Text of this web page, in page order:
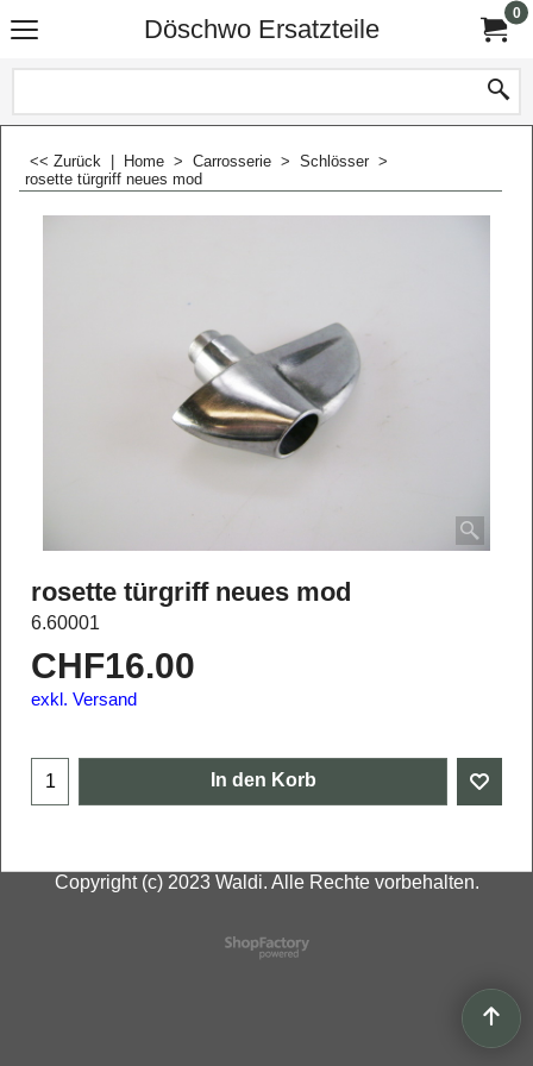
Döschwo Ersatzteile
0
<< Zurück Home > Carrosserie > Schlösser >
rosette türgriff neues mod
rosette türgriff neues mod
6.60001
CHF16.00
exkl. Versand
In den Korb
Copyright (c) 2023 Waldi. Alle Rechte vorbehalten.
WebShop erstellt mit
ShopFactory Shop